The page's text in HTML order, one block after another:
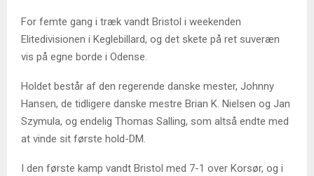
For femte gang i træk vandt Bristol i weekenden
Elitedivisionen i Keglebillard, og det skete på ret suveræn
vis på egne borde i Odense.
Holdet består af den regerende danske mester, Johnny
Hansen, de tidligere danske mestre Brian K. Nielsen og Jan
Szymula, og endelig Thomas Salling, som altså endte med
at vinde sit første hold-DM.
I den første kamp vandt Bristol med 7-1 over Korsør, og i